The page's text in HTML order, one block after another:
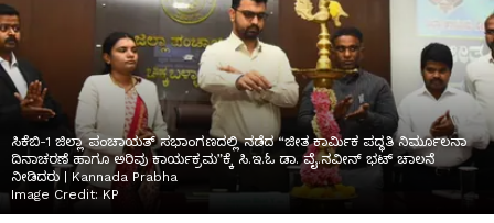
ಸಿಕೆಬಿ-1 ಜಿಲ್ಲಾ ಪಂಚಾಯತ್ ಸಭಾಂಗಣದಲ್ಲಿ ನಡೆದ “ಜೀತ ಕಾರ್ಮಿಕ ಪದ್ಧತಿ ನಿರ್ಮೂಲನಾ
ದಿನಾಚರಣೆ ಹಾಗೂ ಅರಿವು ಕಾರ್ಯಕ್ರಮ”ಕ್ಕೆ ಸಿ.ಇ.ಓ ಡಾ. ವೈ.ನವೀನ್ ಭಟ್ ಚಾಲನೆ
ನೀಡಿದರು | Kannada Prabha
Image Credit: KP